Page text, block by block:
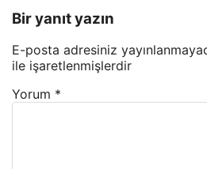
Bir yanıt yazın
E-posta adresiniz
ile işaretlenmişlerdir
Yorum *